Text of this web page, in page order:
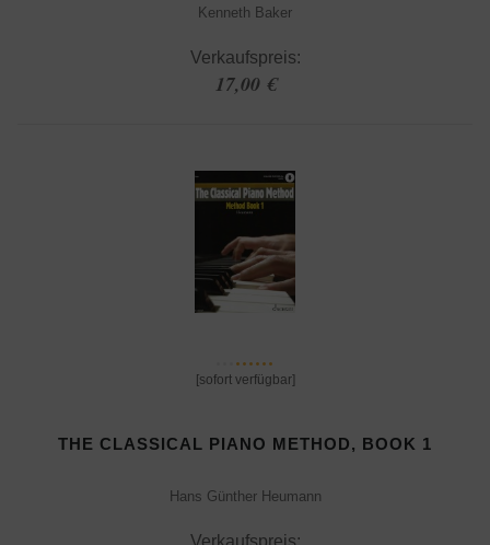
Kenneth Baker
Verkaufspreis:
17,00 €
[sofort verfügbar]
THE CLASSICAL PIANO METHOD, BOOK 1
Hans Günther Heumann
Verkaufspreis: